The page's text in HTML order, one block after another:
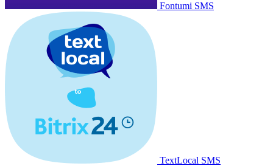
Fontumi SMS
TextLocal SMS